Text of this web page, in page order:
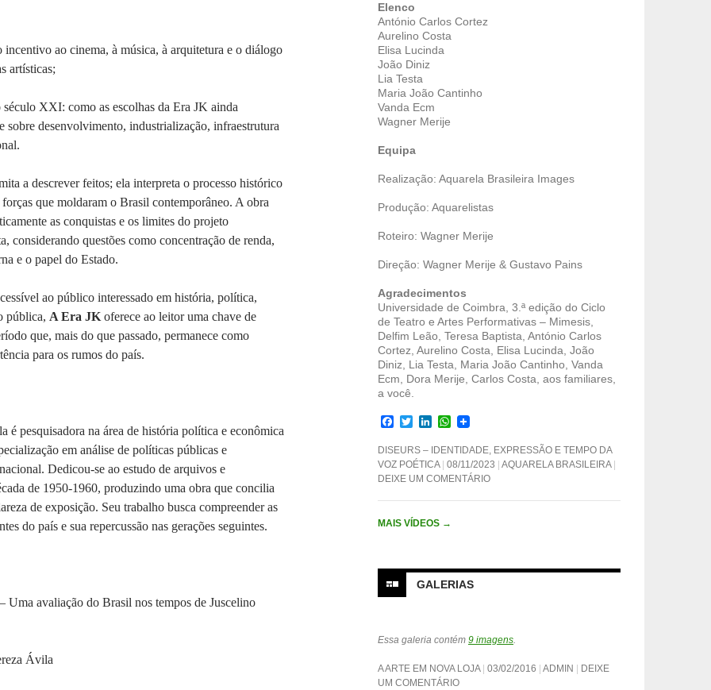
incentivo ao cinema, à música, à arquitetura e o diálogo
artísticas;
XXI: como as escolhas da Era JK ainda
sobre desenvolvimento, industrialização, infraestrutura
a descrever feitos; ela interpreta o processo histórico
que moldaram o Brasil contemporâneo. A obra
as conquistas e os limites do projeto
considerando questões como concentração de renda,
e o papel do Estado.
ao público interessado em história, política,
pública, A Era JK oferece ao leitor uma chave de
que, mais do que passado, permanece como
para os rumos do país.
é pesquisadora na área de história política e econômica
em análise de políticas públicas e
Dedicou-se ao estudo de arquivos e
de 1950-1960, produzindo uma obra que concilia
de exposição. Seu trabalho busca compreender as
do país e sua repercussão nas gerações seguintes.
Uma avaliação do Brasil nos tempos de Juscelino
Ávila
Elenco
António Carlos Cortez
Aurelino Costa
Elisa Lucinda
João Diniz
Lia Testa
Maria João Cantinho
Vanda Ecm
Wagner Merije
Equipa
Realização: Aquarela Brasileira Images
Produção: Aquarelistas
Roteiro: Wagner Merije
Direção: Wagner Merije & Gustavo Pains
Agradecimentos
Universidade de Coimbra, 3.ª edição do Ciclo
de Teatro e Artes Performativas – Mimesis,
Delfim Leão, Teresa Baptista, António Carlos
Cortez, Aurelino Costa, Elisa Lucinda, João
Diniz, Lia Testa, Maria João Cantinho, Vanda
Ecm, Dora Merije, Carlos Costa, aos familiares,
a você.
F
c
e
b
o
o
T
i
t
t
e
r
L
n
k
e
d
I
W
a
t
s
A
p
DISEURS – IDENTIDADE, EXPRESSÃO E TEMPO DA
VOZ POÉTICA
08/11/2023
AQUARELA BRASILEIRA
DEIXE UM COMENTÁRIO
MAIS VÍDEOS →
GALERIAS
Essa galeria contém 9 imagens
A ARTE EM NOVA LOJA 03/02/2016 ADMIN
DEIXE
UM COMENTÁRIO